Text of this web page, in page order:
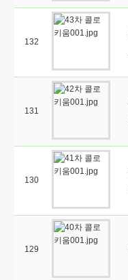
132
131
130
129